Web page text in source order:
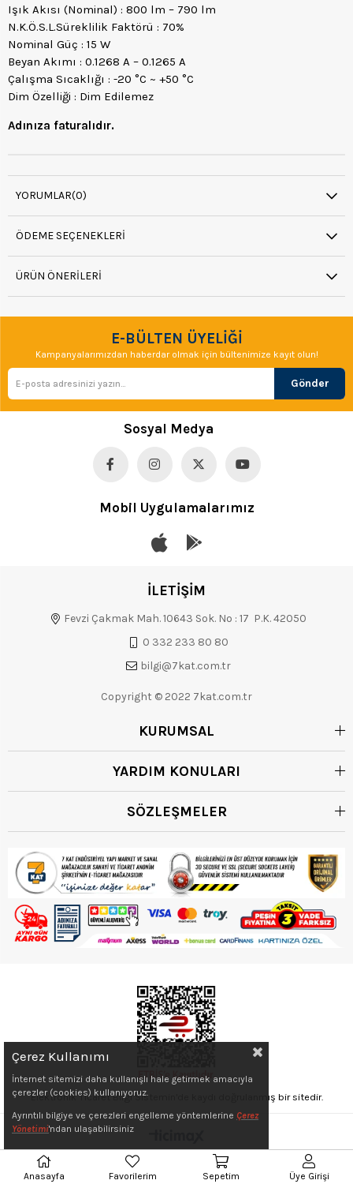
Işık Akısı (Nominal) : 800 lm – 790 lm
N.K.Ö.S.L.Süreklilik Faktörü : 70%
Nominal Güç : 15 W
Beyan Akımı : 0.1268 A – 0.1265 A
Çalışma Sıcaklığı : -20 °C ~ +50 °C
Dim Özelliği : Dim Edilemez
Adınıza faturalıdır.
YORUMLAR(0)
ÖDEME SEÇENEKLERI
ÜRÜN ÖNERILERI
E-BÜLTEN ÜYELİĞİ
Kampanyalarımızdan haberdar olmak için bültenimize kayıt olun!
Gönder
Sosyal Medya
Mobil Uygulamalarımız
İLETİŞİM
Fevzi Çakmak Mah. 10643 Sok. No : 17 P.K. 42050
0 332 233 80 80
bilgi@7kat.com.tr
Copyright © 2022 7kat.com.tr
KURUMSAL
YARDIM KONULARI
SÖZLEŞMELER
Elektronik Ticaret Bilgi Sistemin'de kaydı doğrulanmış bir sitedir.
Çerez Kullanımı
İnternet sitemizi daha kullanışlı hale getirmek amacıyla
çerezler (cookies) kullanıyoruz.
Ayrıntılı bilgiye ve çerezleri engelleme yöntemlerine Çerez
Yönetimi'ndan ulaşabilirsiniz
Anasayfa Favorilerim Sepetim Üye Girişi